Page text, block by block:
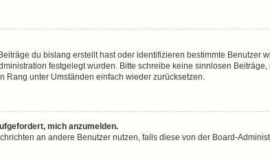
du bislang erstellt hast oder identifizieren bestimmte Benutzer
festgelegt wurden. Bitte schreibe keine sinnlosen
unter Umständen einfach wieder zurücksetzen.
mich anzumelden.
an andere Benutzer nutzen, falls diese von der Board-